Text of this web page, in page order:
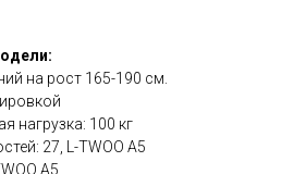
на рост 165-190 см.
нагрузка: 100 кг
27, L-TWOO A5
A5